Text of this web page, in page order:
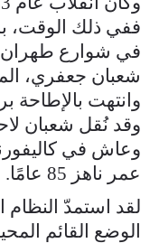
ففي ذلك الوقت،
في شوارع
شعبان جعفري،
وانتهت
وقد نُقل شعبان
عمر ناهز 85 عامًا.
لقد استمدّ النظام
الوضع القائم